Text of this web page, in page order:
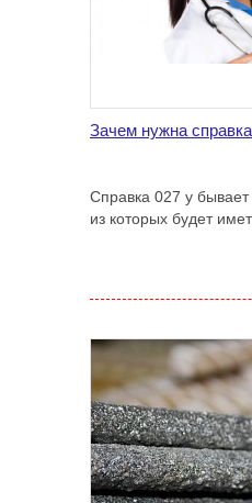
Зачем нужна
Справка 027 у
из которых будет